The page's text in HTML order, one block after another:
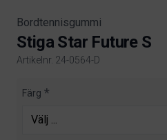
Bordtennisgummi
Stiga Star Future S
Artikelnr. 24-0564-D
Product information
Färg